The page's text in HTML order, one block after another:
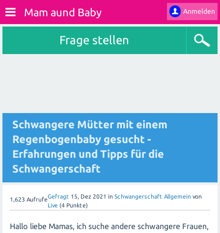
Anmelden
Mam aund Baby
Frage stellen
Schwangere Mütter mit einem
Regenbogenbaby gesucht -
Erfahrungen und Tipps für die
Schwangerschaft
1,623 AufrufeGefragt 15, Dez 2021 in Schwangerschaft Allgemein von
Live (4 Punkte)
Hallo liebe Mamas, ich suche andere schwangere Frauen,